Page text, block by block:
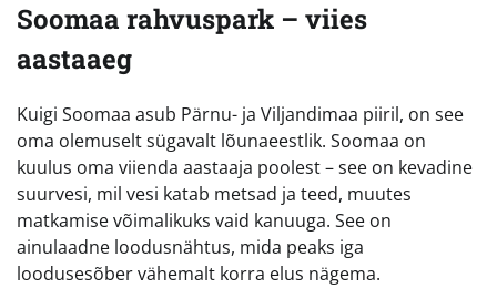
Soomaa rahvuspark – viies
aastaaeg
Kuigi Soomaa asub Pärnu- ja Viljandimaa piiril, on see
oma olemuselt sügavalt lõunaeestlik. Soomaa on
kuulus oma viienda aastaaja poolest – see on kevadine
suurvesi, mil vesi katab metsad ja teed, muutes
matkamise võimalikuks vaid kanuuga. See on
ainulaadne loodusnähtus, mida peaks iga
loodusesõber vähemalt korra elus nägema.